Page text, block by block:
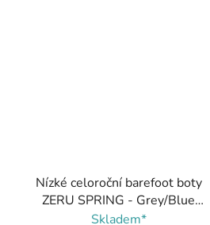
Nízké celoroční barefoot boty
ZERU SPRING - Grey/Blue
(G3130264-2), Froddo
Skladem*